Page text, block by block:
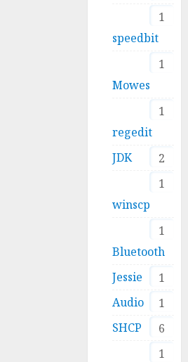
1
speedbit
1
Mowes
1
regedit
2
JDK
1
winscp
1
Bluetooth
1
Jessie
1
Audio
6
SHCP
1